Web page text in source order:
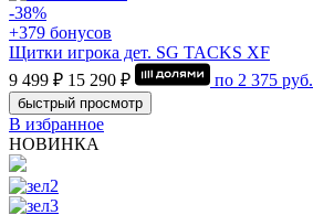
-38%
+379 бонусов
Щитки игрока дет. SG TACKS XF
9 499 ₽ 15 290 ₽ по 2 375 руб.
быстрый просмотр
В избранное
НОВИНКА